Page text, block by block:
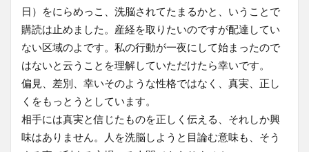
日）をにらめっこ、洗脳されてたまるかと、いうことで
購読は止めました。産経を取りたいのですが配達してい
ない区域のよです。私の行動が一夜にして始まったので
はないと云うことを理解していただけたら幸いです。
偏見、差別、幸いそのような性格ではなく、真実、正し
くをもっとうとしています。
相手には真実と信じたものを正しく伝える、それしか興
味はありません。人を洗脳しようと目論む意味も、そう